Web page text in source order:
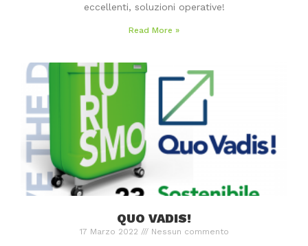
eccellenti, soluzioni operative!
Read More »
QUO VADIS!
17 Marzo 2022 Nessun commento